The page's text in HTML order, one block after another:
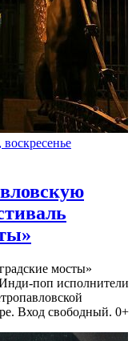
воскресенье
мосты»
поп исполнители
Вход свободный. 0+